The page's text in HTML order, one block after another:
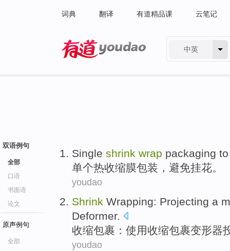
词典 翻译 有道精品课 云笔记
中英
双语例句
全部
口语
书面语
论文
原声例句
全部
Single shrink wrap packaging
单个热收缩膜包装 ， 避免挂花。
youdao
Shrink Wrapping: Projecting a
Deformer.
收缩包裹 ： 使用收缩包裹变形器
youdao